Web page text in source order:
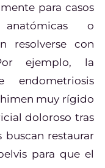
para casos
o
resolverse con
ejemplo, la
muy rígido
doloroso tras
buscan restaurar
para que el